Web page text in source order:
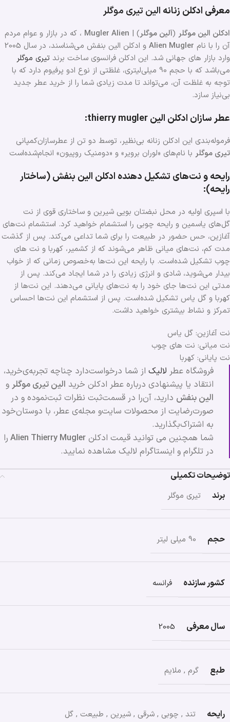
معرفی ادکلن زنانه الین تیری موگلر
ادکلن الین موگلر (آلین موگلر) |
Mugler Alien ، که در بازار و عوام مردم
آن را با نام Alien Mugler
و ادكلن الين بنفش می‌شناسند، در سال 2005
وارد بازار های جهانی شد. این ادکلن فرانسوی ساخت برند تیری موگلر
می‌باشد که با حجم 90 میلی‌لیتری، غلظتی از نوع ادو پرفیوم دارد که با
توجه به غلظت آن، می‌تواند تا مدت زیادی شما را از خرید عطر جدید
بی‌نیاز سازد.
عطر سازان ادکلن الین thierry mugler:
فرموله‌بندی این ادکلن زنانه بی‌نظیر، توسط‌ دو تن از عطر‌سازان‌کمپانی
تیری موگلر با نام‌های «لوران برویر» و «دومنیک روپیون» انجام‌شده‌‌است
رایحه و نت‌های تشکیل دهنده ادکلن الین بنفش (ساختار
رایحه):
با اسپری اولیه در محل نبضتان بویی شیرین و ساختاری قوی از نت‌
گل‌های یاسمین و رایحه چوبی را استشمام خواهید کرد. استشمام نت‌های
آغازین، حس حضور در طبیعت را برای شما تداعی می‌کند. پس از گذشت
مدت کم، نت‌های میانی ظاهر می‌شوند که از کشمیر، کهربا و نت های
چوب تشکیل شده‌است. با رایحه این نت‌ها به‌خصوص زمانی که از خواب
بیدار می‌شوید، شادی و انرژی زیادی را در شما ایجاد می‌کند. پس از
مدتی این نت‌ها جای خود را به نت‌های پایانی می‌دهند. این نت‌ها از
کهربا و گل یاس تشکیل شده‌است. پس از استشمام این نت‌ها احساس
تمرکز و نشاط بیشتری خواهید داشت.
نت آغازین: گل یاس
نت میانی: نت های چوب
نت پایانی: کهربا
فروشگاه عطر لالیک از شما درخواست‌دارد چناچه تجربه‌ی‌خرید،
انتقاد یا پیشنهادی درباره عطر ادکلن خرید الین تیری موگلر و
الين بنفش دارید، آن‌را در قسمت‌ثبت نظرات ثبت‌نموده و در
صورت‌رضایت از محصولات سایت‌و مجله‌ی عطر، با دوستان‌خود
به‌ اشتراک‌بگذارید.
شما همچنین می توانید قیمت ادکلن Alien Thierry Mugler را
در تلگرام و اینستاگرام لالیک مشاهده نمایید.
توضیحات تکمیلی
برند
تیری موگلر
حجم 90 میلی لیتر
کشور سازنده فرانسه
سال معرفی 2005
طبع گرم , ملایم
رایحه تند , چوبی , شرقی , شیرین , طبیعت , گل